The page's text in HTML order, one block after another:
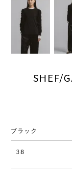
SHEF/
ブラック
38